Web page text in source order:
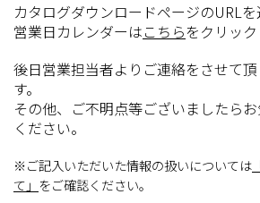
カタログダウンロードページのURLを
営業日カレンダーはこちらをクリック
後日営業担当者よりご連絡をさせて
す。
その他、ご不明点等ございましたら
ください。
※ご記入いただいた情報の扱いについては
て」 をご確認ください。